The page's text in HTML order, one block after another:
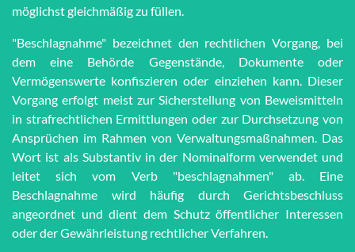
möglichst gleich­mä­ßig zu füllen.
"Beschlagnahme" bezeichnet den rechtlichen Vorgang, bei
dem eine Behörde Gegenstände, Dokumente oder
Vermögenswerte konfiszieren oder einziehen kann. Dieser
Vorgang erfolgt meist zur Sicherstellung von Beweismitteln
in strafrechtlichen Ermittlungen oder zur Durchsetzung von
Ansprüchen im Rahmen von Verwaltungsmaßnahmen. Das
Wort ist als Substantiv in der Nominalform verwendet und
leitet sich vom Verb "beschlagnahmen" ab. Eine
Beschlagnahme wird häufig durch Gerichtsbeschluss
angeordnet und dient dem Schutz öffentlicher Interessen
oder der Gewährleistung rechtlicher Verfahren.